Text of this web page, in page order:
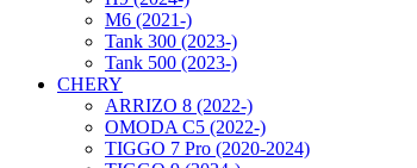
M6 (2021-)
Tank 300 (2023-)
Tank 500 (2023-)
CHERY
ARRIZO 8 (2022-)
OMODA C5 (2022-)
TIGGO 7 Pro (2020-2024)